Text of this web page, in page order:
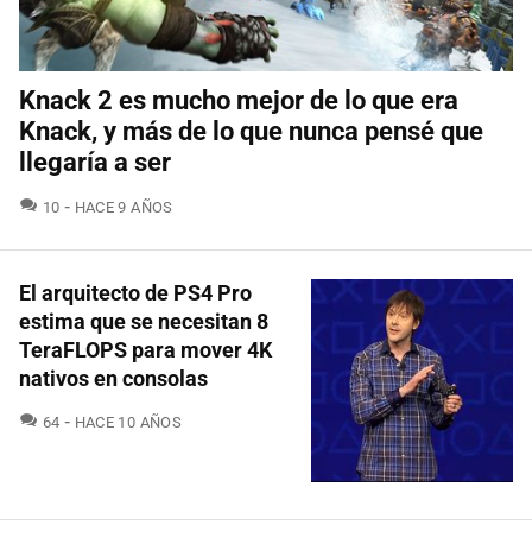
Knack 2 es mucho mejor de lo que era
Knack, y más de lo que nunca pensé que
llegaría a ser
10 COMENTARIOS
HACE 9 AÑOS
El arquitecto de PS4 Pro
estima que se necesitan 8
TeraFLOPS para mover 4K
nativos en consolas
64 COMENTARIOS
HACE 10 AÑOS